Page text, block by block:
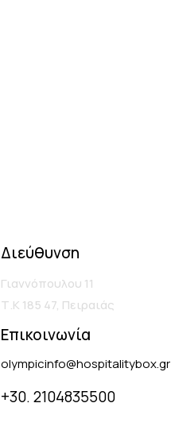
Διεύθυνση
Γιαννόπουλου 11
Τ.Κ 185 47, Πειραιάς
Επικοινωνία
olympicinfo@hospitalitybox.gr
+30. 2104835500